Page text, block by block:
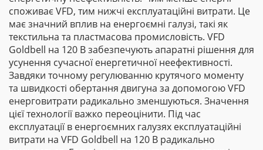
споживає VFD, тим нижчі експлуатаційні витрати. Це
має значний вплив на енергоємні галузі, такі як
текстильна та пластмасова промисловість. VFD
Goldbell на 120 В забезпечують апаратні рішення для
усунення сучасної енергетичної неефективності.
Завдяки точному регулюванню крутячого моменту
та швидкості обертання двигуна за допомогою VFD
енерговитрати радикально зменшуються. Значення
цієї технології важко переоцінити. Під час
експлуатації в енергоємних галузях експлуатаційні
витрати на VFD Goldbell на 120 В радикально